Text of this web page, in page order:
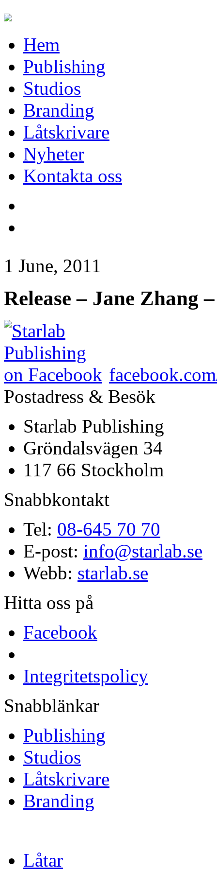
Hem
Publishing
Studios
Branding
Låtskrivare
Nyheter
Kontakta oss
1 June, 2011
Release – Jane Zhang
Postadress & Besök
Starlab Publishing
Gröndalsvägen 34
117 66 Stockholm
Snabbkontakt
Tel: 08-645 70 70
E-post: info@starlab.se
Webb: starlab.se
Hitta oss på
Facebook
Integritetspolicy
Snabblänkar
Publishing
Studios
Låtskrivare
Branding
Låtar